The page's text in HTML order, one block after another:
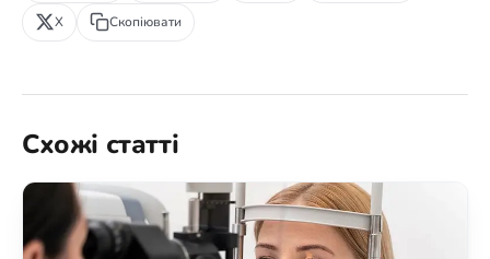
X Скопіювати
Схожі статті